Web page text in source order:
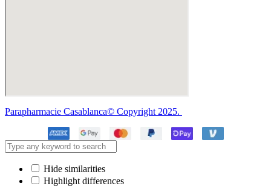
Parapharmacie Casablanca© Copyright 2025.
Hide similarities
Highlight differences